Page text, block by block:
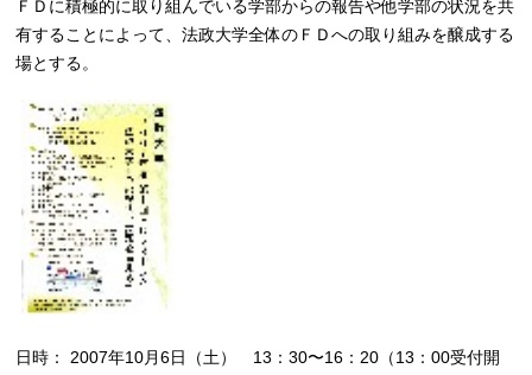
ＦＤに積極的に取り組んでいる学部からの報告や他学部の状況を共
有することによって、法政大学全体のＦＤへの取り組みを醸成する
場とする。
日時： 2007年10月6日（土） 13：30〜16：20（13：00受付開